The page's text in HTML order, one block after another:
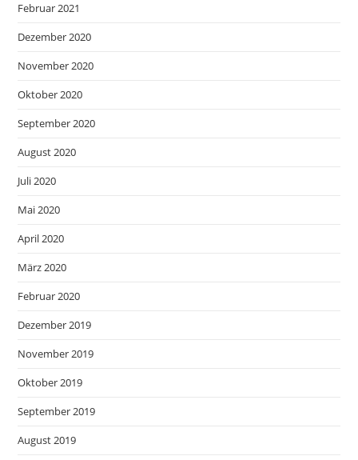
Februar 2021
Dezember 2020
November 2020
Oktober 2020
September 2020
August 2020
Juli 2020
Mai 2020
April 2020
März 2020
Februar 2020
Dezember 2019
November 2019
Oktober 2019
September 2019
August 2019